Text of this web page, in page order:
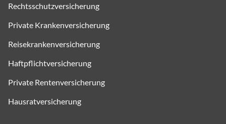
Rechtsschutzversicherung
Private Krankenversicherung
Reisekrankenversicherung
Haftpflichtversicherung
Private Rentenversicherung
Hausratversicherung